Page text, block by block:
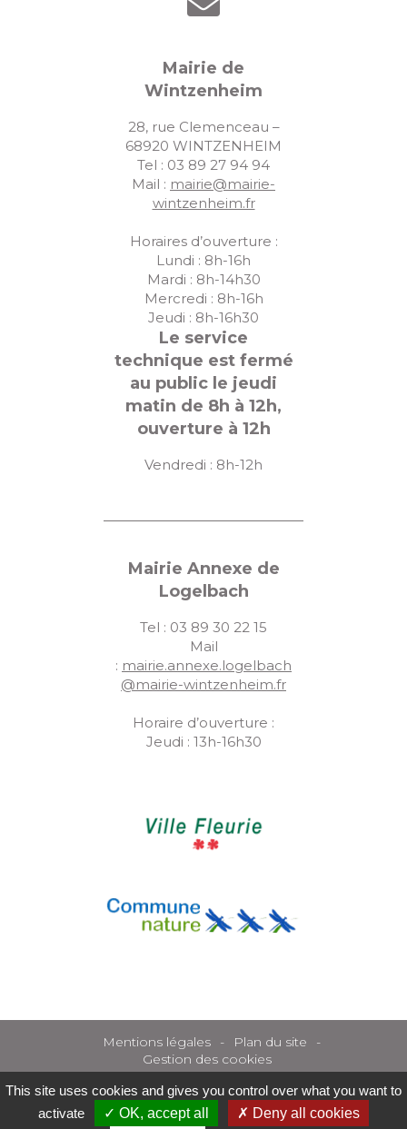
Mairie de
Wintzenheim
28, rue Clemenceau –
68920 WINTZENHEIM
Tel : 03 89 27 94 94
Mail : mairie@mairie-
wintzenheim.fr
Horaires d’ouverture :
Lundi : 8h-16h
Mardi : 8h-14h30
Mercredi : 8h-16h
Jeudi : 8h-16h30
Le service
technique est fermé
au public le jeudi
matin de 8h à 12h,
ouverture à 12h
Vendredi : 8h-12h
Mairie Annexe de
Logelbach
Tel : 03 89 30 22 15
Mail
: mairie.annexe.logelbach
@mairie-wintzenheim.fr
Horaire d’ouverture :
Jeudi : 13h-16h30
Mentions légales
Plan du site
Gestion des cookies
This site uses cookies and gives you control over what you want to
activate
OK, accept all Deny all cookies